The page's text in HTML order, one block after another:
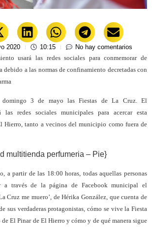
2020 10:15
No hay comentarios
usará las redes sociales para conmemorar de
debido a las normas de confinamiento decretadas con
domingo 3 de mayo las Fiestas de La Cruz. El
las redes sociales municipales para acercar esta
Hierro, tanto a vecinos del municipio como fuera de
multitienda perfumeria – Pie}
a partir de las 18:00 horas, todas aquellas personas
a través de la página de Facebook municipal el
Cruz me muero’, de Hérika González, que cuenta de
sus verdaderas protagonistas, cómo se vive la Fiesta
El Pinar de El Hierro y cómo y de qué manera sigue